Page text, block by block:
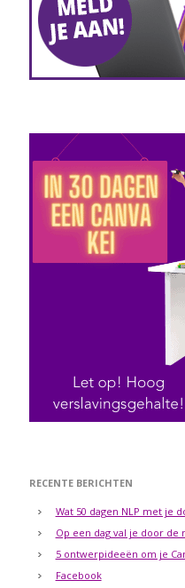
RECENTE BERICHTEN
Wat 50 dagen NLP met je
Op een dag val je door de
5 ontwerpideeën om je
Facebook